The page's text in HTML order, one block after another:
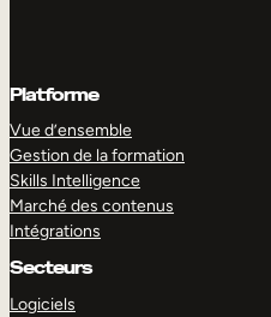
Platforme
Vue d’ensemble
Gestion de la formation
Skills Intelligence
Marché des contenus
Intégrations
Secteurs
Logiciels